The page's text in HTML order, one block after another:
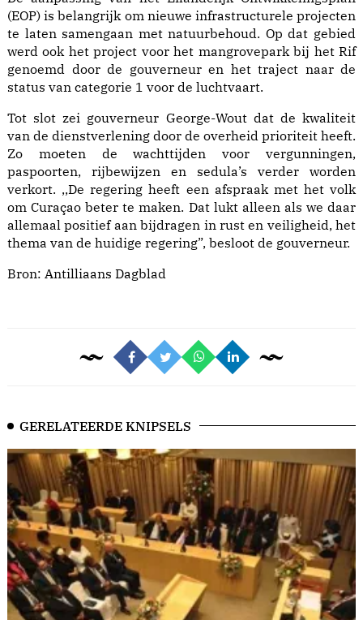
(EOP) is belangrijk om nieuwe infrastructurele projecten
te laten samengaan met natuurbehoud. Op dat gebied
werd ook het project voor het mangrovepark bij het Rif
genoemd door de gouverneur en het traject naar de
status van categorie 1 voor de luchtvaart.
Tot slot zei gouverneur George-Wout dat de kwaliteit
van de dienstverlening door de overheid prioriteit heeft.
Zo moeten de wachttijden voor vergunningen,
paspoorten, rijbewijzen en sedula’s verder worden
verkort. ,,De regering heeft een afspraak met het volk
om Curaçao beter te maken. Dat lukt alleen als we daar
allemaal positief aan bijdragen in rust en veiligheid, het
thema van de huidige regering”, besloot de gouverneur.
Bron: Antilliaans Dagblad
GERELATEERDE KNIPSELS